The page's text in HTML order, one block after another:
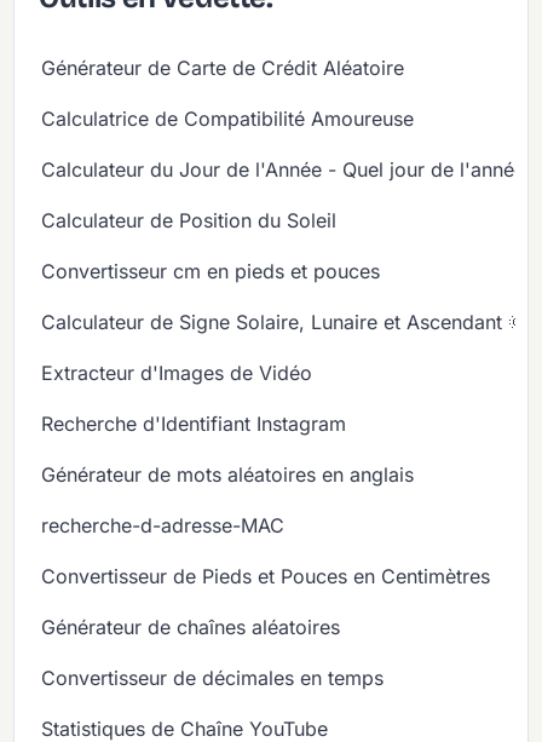
Générateur de Carte de Crédit Aléatoire
Calculatrice de Compatibilité Amoureuse
Calculateur du Jour de l'Année - Quel jour de l'année
Calculateur de Position du Soleil
Convertisseur cm en pieds et pouces
Calculateur de Signe Solaire, Lunaire et Ascendant
Extracteur d'Images de Vidéo
Recherche d'Identifiant Instagram
Générateur de mots aléatoires en anglais
recherche-d-adresse-MAC
Convertisseur de Pieds et Pouces en Centimètres
Générateur de chaînes aléatoires
Convertisseur de décimales en temps
Statistiques de Chaîne YouTube